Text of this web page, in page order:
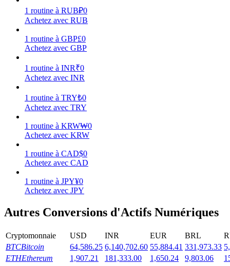
Gagner
Cochon de puissance
Gagnez quotidiennement des récompenses compétitives
1 routine à RUB₽0
Achetez avec RUB
1 routine à GBP£0
Achetez avec GBP
1 routine à INR₹0
Achetez avec INR
1 routine à TRY₺0
Achetez avec TRY
1 routine à KRW₩0
Achetez avec KRW
1 routine à CAD$0
Achetez avec CAD
1 routine à JPY¥0
Achetez avec JPY
Autres Conversions d'Actifs Numériques
Cryptomonnaie USD INR EUR BRL
BTCBitcoin 64,586.25 6,140,702.60 55,884.41 331,973.33
ETHEthereum 1,907.21 181,333.00 1,650.24 9,803.06